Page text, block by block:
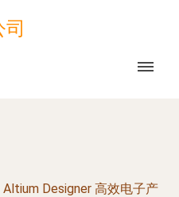
Altium Designer 高效电子产